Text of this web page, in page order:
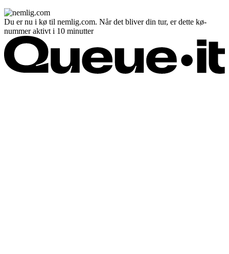
Du er nu i kø til nemlig.com. Når det bliver din tur, er dette kø-
nummer aktivt i 10 minutter